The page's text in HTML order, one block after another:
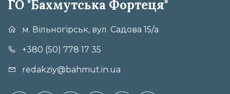
ГО "Бахмутська Фортеця"
м. Вільногірськ, вул. Садова 15/а
+380 (50) 778 17 35
redakziy@bahmut.in.ua